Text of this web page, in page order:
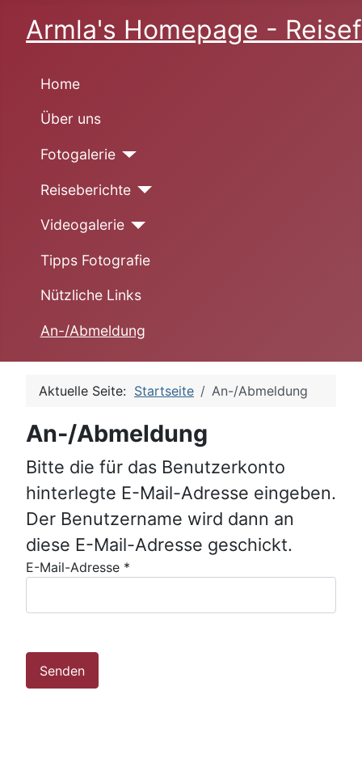
Armla's Homepage -
Home
Über uns
Fotogalerie
Reiseberichte
Videogalerie
Tipps Fotografie
Nützliche Links
An-/Abmeldung
Aktuelle Seite: Startseite An-/Abmeldung
An-/Abmeldung
Bitte die für das Benutzerkonto
hinterlegte E-Mail-Adresse eingeben.
Der Benutzername wird dann an
diese E-Mail-Adresse geschickt.
E-Mail-Adresse *
Senden